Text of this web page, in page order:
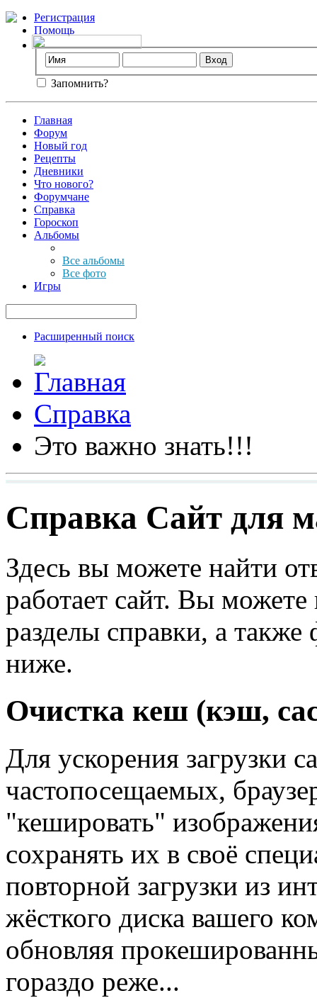
Регистрация
Помощь
Запомнить?
Главная
Форум
Новый год
Рецепты
Дневники
Что нового?
Форумчане
Справка
Гороскоп
Альбомы
Все альбомы
Все фото
Игры
Расширенный поиск
Справка
Это важно знать!!!
Справка Сайт для
Здесь вы можете найти
работает сайт. Вы можете
разделы справки, а
ниже.
Очистка кеш (кэш,
Для ускорения загрузки
частопосещаемых,
"кешировать"
сохранять их в своё
повторной загрузки из
жёсткого диска вашего
обновляя
гораздо реже...